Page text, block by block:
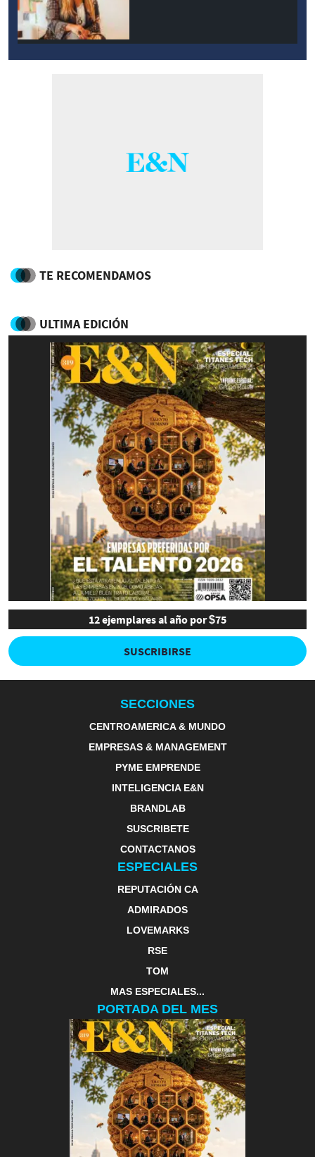
TE RECOMENDAMOS
ULTIMA EDICIÓN
12 ejemplares al año por $75
SUSCRIBIRSE
SECCIONES
CENTROAMERICA & MUNDO
EMPRESAS & MANAGEMENT
PYME EMPRENDE
INTELIGENCIA E&N
BRANDLAB
SUSCRIBETE
CONTACTANOS
ESPECIALES
REPUTACIÓN CA
ADMIRADOS
LOVEMARKS
RSE
TOM
MAS ESPECIALES...
PORTADA DEL MES